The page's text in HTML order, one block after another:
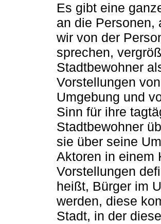
Es gibt eine
an die Personen,
wir von der
sprechen,
Stadtbewohner
Vorstellungen
Umgebung und
Sinn für ihre
Stadtbewohner
sie über seine
Aktoren in einem
Vorstellungen
heißt, Bürger im
werden, diese
Stadt, in der